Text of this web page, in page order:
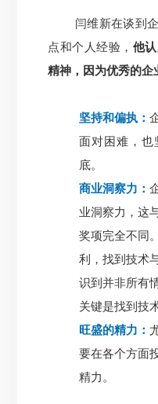
闫维新在谈到企
点和个人经验， 他
精神， 因为优秀的企
坚持和偏执：
面对困难，也
底。
商业洞察力：
业洞察力，这
奖项完全不同
利，找到技术
识到并非所有
关键是找到技
旺盛的精力：
要在各个方面
精力。